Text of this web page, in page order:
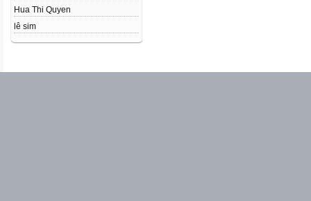
Hua Thi Quyen
lê sim